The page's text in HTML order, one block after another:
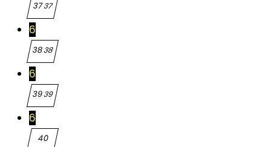
3737
6
3838
6
3939
6
40